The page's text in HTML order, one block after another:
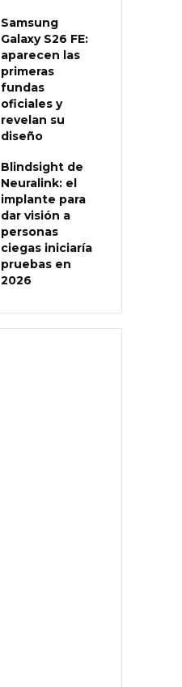
Samsung
Galaxy S26 FE:
aparecen las
primeras
fundas
oficiales y
revelan su
diseño
Blindsight de
Neuralink: el
implante para
dar visión a
personas
ciegas iniciaría
pruebas en
2026